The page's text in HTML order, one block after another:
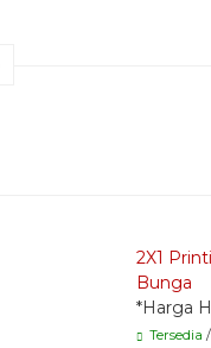
2X1
Bunga
*Harga
Tersedia